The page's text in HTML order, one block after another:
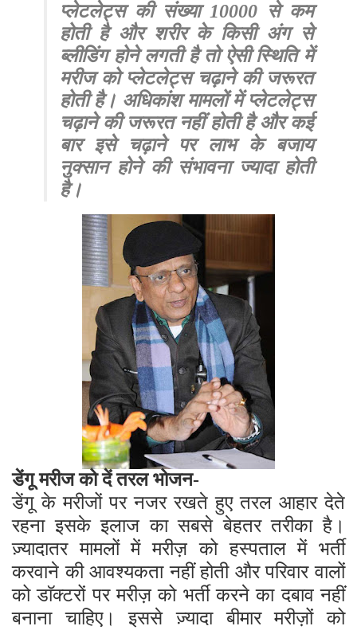
प्लेटलेट्स की संख्या 10000 से कम
होती है और शरीर के किसी अंग से
ब्लीडिंग होने लगती है तो ऐसी स्थिति में
मरीज को प्लेटलेट्स चढ़ाने की जरूरत
होती है। अधिकांश मामलों में प्लेटलेट्स
चढ़ाने की जरूरत नहीं होती है और कई
बार इसे चढ़ाने पर लाभ के बजाय
नुक्सान होने की संभावना ज्यादा होती
है।
डेंगू मरीज को दें तरल भोजन-
डेंगू के मरीजों पर नजर रखते हुए तरल आहार देते
रहना इसके इलाज का सबसे बेहतर तरीका है।
ज़्यादातर मामलों में मरीज़ को हस्पताल में भर्ती
करवाने की आवश्यकता नहीं होती और परिवार वालों
को डाॅक्टरों पर मरीज़ को भर्ती करने का दबाव नहीं
बनाना चाहिए। इससे ज़्यादा बीमार मरीज़ों को